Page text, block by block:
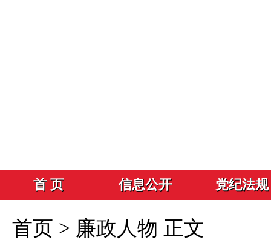
首 页 信息公开 党纪法规
首页 > 廉政人物 正文